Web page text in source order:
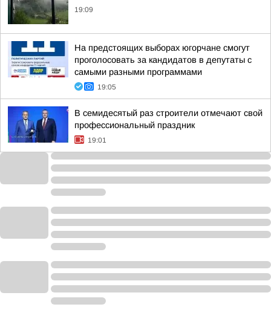
19:09
На предстоящих выборах югорчане смогут
проголосовать за кандидатов в депутаты с
самыми разными программами
19:05
В семидесятый раз строители отмечают свой
профессиональный праздник
19:01